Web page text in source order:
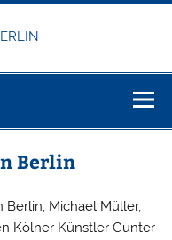
Berlin
Berlin, Michael Müller,
Kölner Künstler Gunter